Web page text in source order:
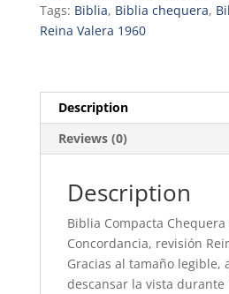
Imit.Piel
cierre
quantity
Tags: Biblia, Biblia chequera,
Reina Valera 1960
Description
Reviews (0)
Description
Biblia Compacta Chequera
Concordancia, revisión
Gracias al tamaño legible,
descansar la vista durante